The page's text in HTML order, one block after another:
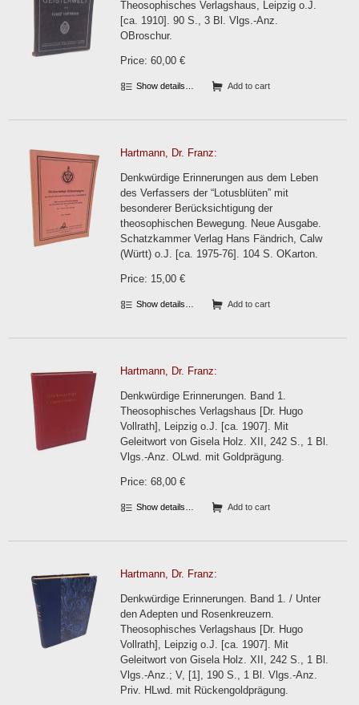
Theosophisches Verlagshaus, Leipzig o.J.
[ca. 1910]. 90 S., 3 Bl. Vlgs.-Anz.
OBroschur.
Price: 60,00 €
Show details… Add to cart
Hartmann, Dr. Franz:
Denkwürdige Erinnerungen aus dem Leben
des Verfassers der “Lotusblüten” mit
besonderer Berücksichtigung der
theosophischen Bewegung. Neue Ausgabe.
Schatzkammer Verlag Hans Fändrich, Calw
(Württ) o.J. [ca. 1975-76]. 104 S. OKarton.
Price: 15,00 €
Show details… Add to cart
Hartmann, Dr. Franz:
Denkwürdige Erinnerungen. Band 1.
Theosophisches Verlagshaus [Dr. Hugo
Vollrath], Leipzig o.J. [ca. 1907]. Mit
Geleitwort von Gisela Holz. XII, 242 S., 1 Bl.
Vlgs.-Anz. OLwd. mit Goldprägung.
Price: 68,00 €
Show details… Add to cart
Hartmann, Dr. Franz:
Denkwürdige Erinnerungen. Band 1. / Unter
den Adepten und Rosenkreuzern.
Theosophisches Verlagshaus [Dr. Hugo
Vollrath], Leipzig o.J. [ca. 1907]. Mit
Geleitwort von Gisela Holz. XII, 242 S., 1 Bl.
Vlgs.-Anz.; V, [1], 190 S., 1 Bl. Vlgs.-Anz.
Priv. HLwd. mit Rückengoldprägung.